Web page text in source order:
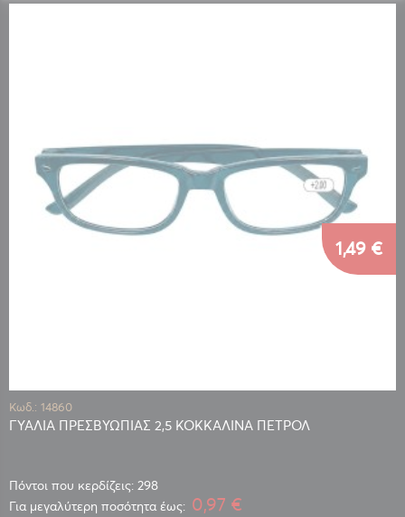
Κωδ.: 14860
ΓΥΑΛΙΑ ΠΡΕΣΒΥΩΠΙΑΣ 2,5 ΚΟΚΚΑΛΙΝΑ ΠΕΤΡΟΛ
Πόντοι που κερδίζεις: 298
1,49 €
Για μεγαλύτερη ποσότητα έως: 0,97 €